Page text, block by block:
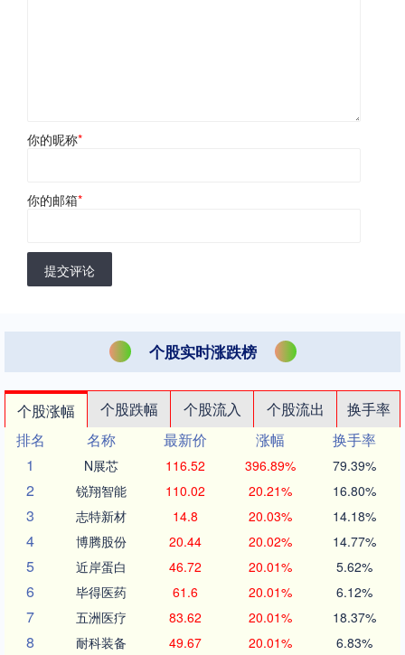
你的昵称*
你的邮箱*
提交评论
个股实时涨跌榜
个股涨幅 个股跌幅 个股流入 个股流出
换手率
排名
名称 最新价 涨幅
换手率
1
N展芯 116.52 396.89% 79.39%
2 锐翔智能 110.02 20.21% 16.80%
3 志特新材 14.8 20.03% 14.18%
4 博腾股份 20.44 20.02% 14.77%
5 近岸蛋白 46.72 20.01% 5.62%
6 毕得医药 61.6 20.01% 6.12%
7 五洲医疗 83.62 20.01% 18.37%
8 耐科装备 49.67 20.01% 6.83%